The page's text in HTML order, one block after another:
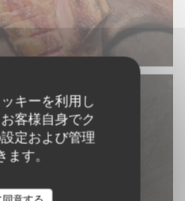
キーを利用し
客様自身でク
定および管理
ます。